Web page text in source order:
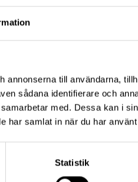
annonserna till användarna,
sådana identifierare och
med. Dessa kan i
har samlat in när du har
Statistik